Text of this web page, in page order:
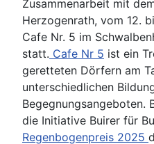
Zusammenarbeit mit
Herzogenrath, vom 12.
Cafe Nr. 5 im
statt. Cafe Nr 5 ist ein
geretteten Dörfern am
unterschiedlichen
Begegnungsangeboten.
die Initiative Buirer für
Regenbogenpreis 2025